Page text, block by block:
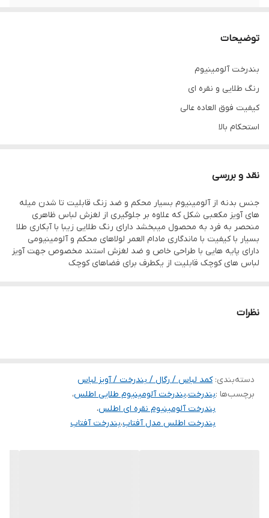
آویز
توضیحات
بندرخت آلومینیوم
رنگ طلایی و نقره ای
کیفیت فوق العاده عالی
استحکام بالا
ضدزنگ / آهنربا نگیر
نقد و بررسی
جنس بدنه از آلومینیوم بسیار محکم و ضد زنگ قابلیت تا شدن میله
های آویز مکعبی شکل که علاوه بر جلوگیری از لغزش لباس ظاهری
منحصر به فرد به محصول میبخشد دارای رنگ طلایی زیبا با آبکاری طلا
بسیار با کیفیت با ماندگاری مادام العمر لولاهای محکم و آلومینیومی
دارای پایه هایی با طراحی خاص و ضد لغزش استند مخصوص جهت آویز
لباس های کوچک قابلیت از یکطرف برای فضاهای کوچک
نظرات
دسته‌بندی:کمد لباس / رگال / بندرخت / آویز لباس
برچسب‌ها :بندرخت،بندرخت آلومینیوم طلایی اطلس،
بندرخت آلومینیوم نقره ای اطلس،
بندرخت اطلس مدل آفتاب،بندرخت آفتاب